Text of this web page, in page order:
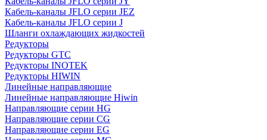
Кабель-каналы JFLO серии JEZ
Кабель-каналы JFLO серии J
Шланги охлаждающих жидкостей
Редукторы
Редукторы GTC
Редукторы INOTEK
Редукторы HIWIN
Линейные направляющие
Линейные направляющие Hiwin
Направляющие серии HG
Направляющие серии CG
Направляющие серии EG